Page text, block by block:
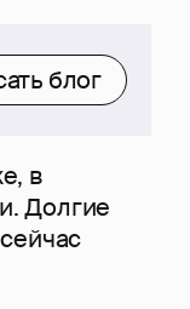
блог
в
Долгие